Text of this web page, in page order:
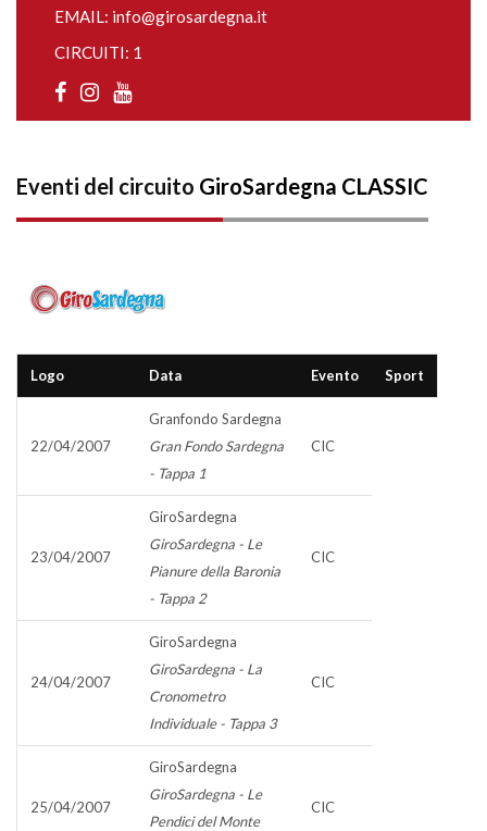
EMAIL: info@girosardegna.it
CIRCUITI: 1
Eventi del circuito GiroSardegna CLASSIC
Logo Data Evento Sport
22/04/2007
Granfondo Sardegna
Gran Fondo Sardegna
- Tappa 1
CIC
23/04/2007
GiroSardegna
GiroSardegna - Le
Pianure della Baronia
- Tappa 2
CIC
24/04/2007
GiroSardegna
GiroSardegna - La
Cronometro
Individuale - Tappa 3
CIC
25/04/2007
GiroSardegna
GiroSardegna - Le
Pendici del Monte
CIC